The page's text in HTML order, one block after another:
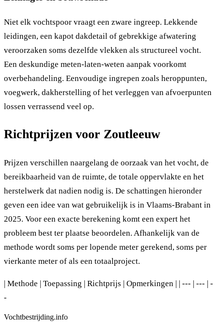
Niet elk vochtspoor vraagt een zware ingreep. Lekkende
leidingen, een kapot dakdetail of gebrekkige afwatering
veroorzaken soms dezelfde vlekken als structureel vocht.
Een deskundige meten-laten-weten aanpak voorkomt
overbehandeling. Eenvoudige ingrepen zoals heroppunten,
voegwerk, dakherstelling of het verleggen van afvoerpunten
lossen verrassend veel op.
Richtprijzen voor Zoutleeuw
Prijzen verschillen naargelang de oorzaak van het vocht, de
bereikbaarheid van de ruimte, de totale oppervlakte en het
herstelwerk dat nadien nodig is. De schattingen hieronder
geven een idee van wat gebruikelijk is in Vlaams-Brabant in
2025. Voor een exacte berekening komt een expert het
probleem best ter plaatse beoordelen. Afhankelijk van de
methode wordt soms per lopende meter gerekend, soms per
vierkante meter of als een totaalproject.
| Methode | Toepassing | Richtprijs | Opmerkingen | | --- | --- | -
-
Vochtbestrijding.info